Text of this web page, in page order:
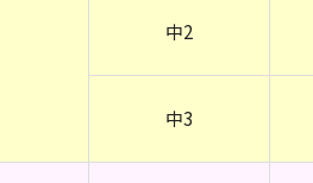
中2
中3